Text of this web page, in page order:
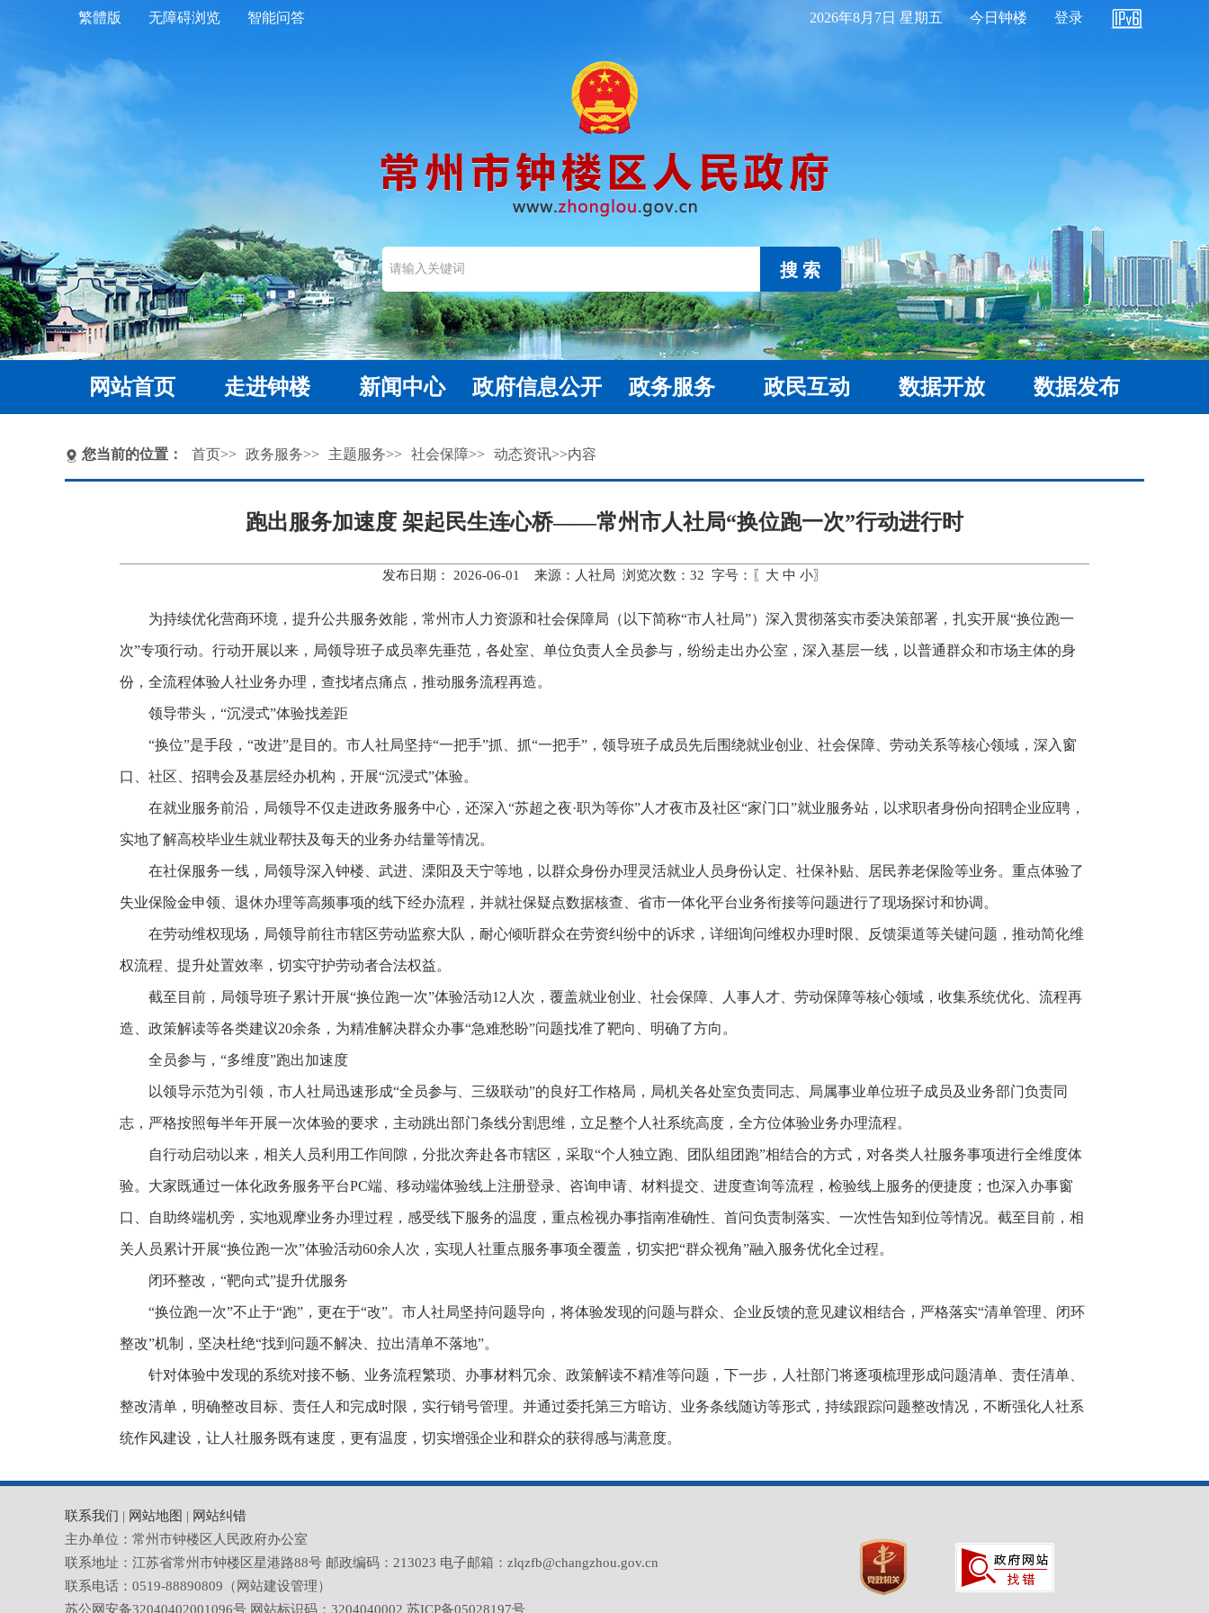
繁體版 无障碍浏览 智能问答 2026年8月7日 星期五 今日钟楼 登录
搜 索
网站首页 走进钟楼 新闻中心 政府信息公开 政务服务 政民互动 数据开放 数据发布
您当前的位置： 首页>> 政务服务>> 主题服务>> 社会保障>> 动态资讯>>内容
跑出服务加速度 架起民生连心桥——常州市人社局“换位跑一次”行动进行时
发布日期： 2026-06-01 来源：人社局 浏览次数： 32 字号：〖 大 中 小〗
为持续优化营商环境，提升公共服务效能，常州市人力资源和社会保障局（以下简称“市人社局”）深入贯彻落实市委决策部署，扎实开展“换位跑一
次”专项行动。行动开展以来，局领导班子成员率先垂范，各处室、单位负责人全员参与，纷纷走出办公室，深入基层一线，以普通群众和市场主体的身
份，全流程体验人社业务办理，查找堵点痛点，推动服务流程再造。
领导带头，“沉浸式”体验找差距
“换位”是手段，“改进”是目的。市人社局坚持“一把手”抓、抓“一把手”，领导班子成员先后围绕就业创业、社会保障、劳动关系等核心领域，深入窗
口、社区、招聘会及基层经办机构，开展“沉浸式”体验。
在就业服务前沿，局领导不仅走进政务服务中心，还深入“苏超之夜·职为等你”人才夜市及社区“家门口”就业服务站，以求职者身份向招聘企业应聘，
实地了解高校毕业生就业帮扶及每天的业务办结量等情况。
在社保服务一线，局领导深入钟楼、武进、溧阳及天宁等地，以群众身份办理灵活就业人员身份认定、社保补贴、居民养老保险等业务。重点体验了
失业保险金申领、退休办理等高频事项的线下经办流程，并就社保疑点数据核查、省市一体化平台业务衔接等问题进行了现场探讨和协调。
在劳动维权现场，局领导前往市辖区劳动监察大队，耐心倾听群众在劳资纠纷中的诉求，详细询问维权办理时限、反馈渠道等关键问题，推动简化维
权流程、提升处置效率，切实守护劳动者合法权益。
截至目前，局领导班子累计开展“换位跑一次”体验活动12人次，覆盖就业创业、社会保障、人事人才、劳动保障等核心领域，收集系统优化、流程再
造、政策解读等各类建议20余条，为精准解决群众办事“急难愁盼”问题找准了靶向、明确了方向。
全员参与，“多维度”跑出加速度
以领导示范为引领，市人社局迅速形成“全员参与、三级联动”的良好工作格局，局机关各处室负责同志、局属事业单位班子成员及业务部门负责同
志，严格按照每半年开展一次体验的要求，主动跳出部门条线分割思维，立足整个人社系统高度，全方位体验业务办理流程。
自行动启动以来，相关人员利用工作间隙，分批次奔赴各市辖区，采取“个人独立跑、团队组团跑”相结合的方式，对各类人社服务事项进行全维度体
验。大家既通过一体化政务服务平台PC端、移动端体验线上注册登录、咨询申请、材料提交、进度查询等流程，检验线上服务的便捷度；也深入办事窗
口、自助终端机旁，实地观摩业务办理过程，感受线下服务的温度，重点检视办事指南准确性、首问负责制落实、一次性告知到位等情况。截至目前，相
关人员累计开展“换位跑一次”体验活动60余人次，实现人社重点服务事项全覆盖，切实把“群众视角”融入服务优化全过程。
闭环整改，“靶向式”提升优服务
“换位跑一次”不止于“跑”，更在于“改”。市人社局坚持问题导向，将体验发现的问题与群众、企业反馈的意见建议相结合，严格落实“清单管理、闭环
整改”机制，坚决杜绝“找到问题不解决、拉出清单不落地”。
针对体验中发现的系统对接不畅、业务流程繁琐、办事材料冗余、政策解读不精准等问题，下一步，人社部门将逐项梳理形成问题清单、责任清单、
整改清单，明确整改目标、责任人和完成时限，实行销号管理。并通过委托第三方暗访、业务条线随访等形式，持续跟踪问题整改情况，不断强化人社系
统作风建设，让人社服务既有速度，更有温度，切实增强企业和群众的获得感与满意度。
联系我们 | 网站地图 | 网站纠错
主办单位：常州市钟楼区人民政府办公室
联系地址：江苏省常州市钟楼区星港路88号 邮政编码：213023 电子邮箱：zlqzfb@changzhou.gov.cn
联系电话：0519-88890809（网站建设管理）
苏公网安备32040402001096号 网站标识码：3204040002 苏ICP备05028197号